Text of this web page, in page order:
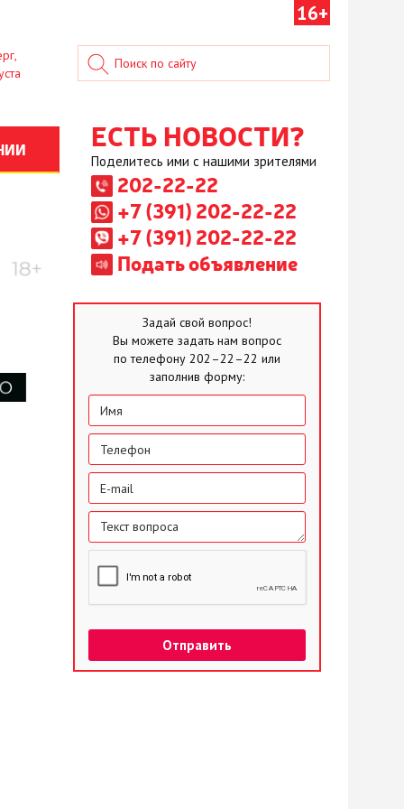
16+
ЕСТЬ НОВОСТИ?
Поделитесь ими с нашими зрителями
202-22-22
+7 (391) 202-22-22
+7 (391) 202-22-22
Подать объявление
Задай свой вопрос!
Вы можете задать нам вопрос
по телефону 202–22–22 или
заполнив форму: